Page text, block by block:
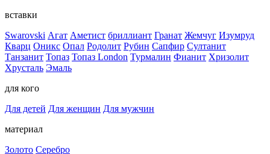
вставки
Swarovski Агат Аметист бриллиант Гранат Жемчуг Изумруд
Кварц Оникс Опал Родолит Рубин Сапфир Султанит
Танзанит Топаз Топаз London Турмалин Фианит Хризолит
Хрусталь Эмаль
для кого
Для детей Для женщин Для мужчин
материал
Золото Серебро